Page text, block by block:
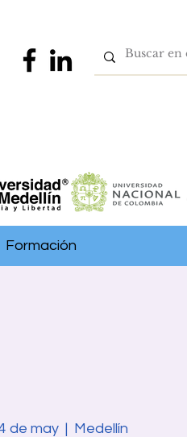
Formación
de may
  |
Medellín